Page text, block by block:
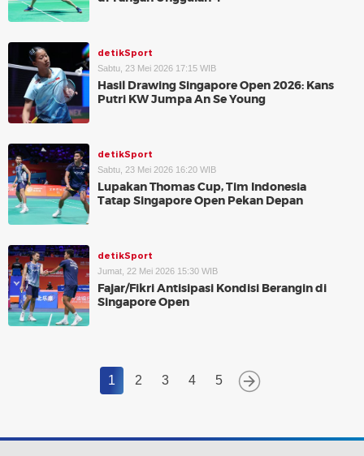
detikSport
Sabtu, 23 Mei 2026 17:15 WIB
Hasil Drawing Singapore Open 2026: Kans
Putri KW Jumpa An Se Young
detikSport
Sabtu, 23 Mei 2026 16:20 WIB
Lupakan Thomas Cup, Tim Indonesia
Tatap Singapore Open Pekan Depan
detikSport
Jumat, 22 Mei 2026 15:30 WIB
Fajar/Fikri Antisipasi Kondisi Berangin di
Singapore Open
1 2 3 4 5